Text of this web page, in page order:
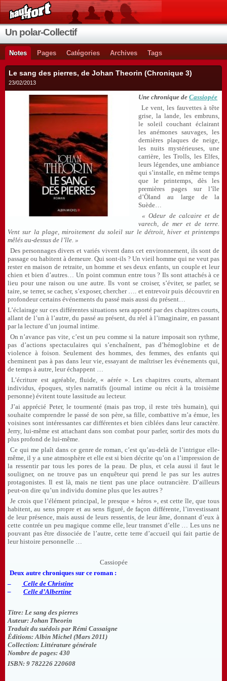
Un polar-Collectif
Notes Pages Catégories Archives Tags
Le sang des pierres, de Johan Theorin (Chronique 3)
23/02/2013
Une chronique deCassiopée
Le vent, les fauvettes à tête
grise, la lande, les embruns,
le soleil couchant éclairant
les anémones sauvages, les
dernières plaques de neige,
les nuits mystérieuses, une
carrière, les Trolls, les Elfes,
leurs légendes, une ambiance
qui s’installe, en même temps
que le printemps, dès les
premières pages sur l’île
d’Öland au large de la
Suède…
« Odeur de calcaire et de
varech, de mer et de terre.
Vent sur la plage, miroitement du soleil sur le détroit, hiver et printemps
mêlés au-dessus de l’île. »
Des personnages divers et variés vivent dans cet environnement, ils sont de
passage ou habitent à demeure. Qui sont-ils ? Un vieil homme qui ne veut pas
rester en maison de retraite, un homme et ses deux enfants, un couple et leur
chien et bien d’autres… Un point commun entre tous ? Ils sont attachés à ce
lieu pour une raison ou une autre. Ils vont se croiser, s’éviter, se parler, se
taire, se terrer, se cacher, s’exposer, chercher …. et entrevoir puis découvrir en
profondeur certains événements du passé mais aussi du présent…
L’éclairage sur ces différentes situations sera apporté par des chapitres courts,
allant de l’un à l’autre, du passé au présent, du réel à l’imaginaire, en passant
par la lecture d’un journal intime.
On n’avance pas vite, c’est un peu comme si la nature imposait son rythme,
pas d’actions spectaculaires qui s’enchaînent, pas d’hémoglobine et de
violence à foison. Seulement des hommes, des femmes, des enfants qui
cheminent pas à pas dans leur vie, essayant de maîtriser les événements qui,
de temps à autre, leur échappent …
L’écriture est agréable, fluide, « aérée ». Les chapitres courts, alternant
individus, époques, styles narratifs (journal intime ou récit à la troisième
personne) évitent toute lassitude au lecteur.
J’ai apprécié Peter, le tourmenté (mais pas trop, il reste très humain), qui
souhaite comprendre le passé de son père, sa fille, combattive m’a émue, les
voisines sont intéressantes car différentes et bien ciblées dans leur caractère.
Jerry, lui-même est attachant dans son combat pour parler, sortir des mots du
plus profond de lui-même.
Ce qui me plaît dans ce genre de roman, c’est qu’au-delà de l’intrigue elle-
même, il y a une atmosphère et elle est si bien décrite qu’on a l’impression de
la ressentir par tous les pores de la peau. De plus, et cela aussi il faut le
souligner, on ne trouve pas un enquêteur qui prend le pas sur les autres
protagonistes. Il est là, mais ne tient pas une place outrancière. D’ailleurs
peut-on dire qu’un individu domine plus que les autres ?
Je crois que l’élément principal, le presque « héros », est cette île, que tous
habitent, au sens propre et au sens figuré, de façon différente, l’investissant
de leur présence, mais aussi de leurs ressentis, de leur âme, donnant d’eux à
cette contrée un peu magique comme elle, leur transmet d’elle … Les uns ne
pouvant pas être dissociée de l’autre, cette terre d’accueil qui fait partie de
leur histoire personnelle …
Cassiopée
Deux autre chroniques sur ce roman :
–
Celle de Christine
– Celle d’Albertine
Titre: Le sang des pierres
Auteur: Johan Theorin
Traduit du suédois par Rémi Cassaigne
Éditions: Albin Michel (Mars 2011)
Collection: Littérature générale
Nombre de pages: 430
ISBN: 9 782226 220608